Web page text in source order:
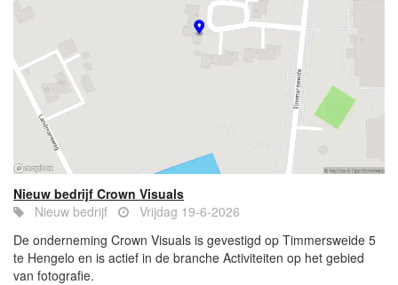
Nieuw bedrijf Crown Visuals
Nieuw bedrijf
Vrijdag 19-6-2026
De onderneming Crown Visuals is gevestigd op Timmersweide 5
te Hengelo en is actief in de branche Activiteiten op het gebied
van fotografie.